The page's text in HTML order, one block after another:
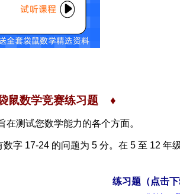
鼠数学竞赛练习题 ♦
在测试您数学能力的各个方面。
字 17-24 的问题为 5 分。在 5 至 12
练习题（点击下